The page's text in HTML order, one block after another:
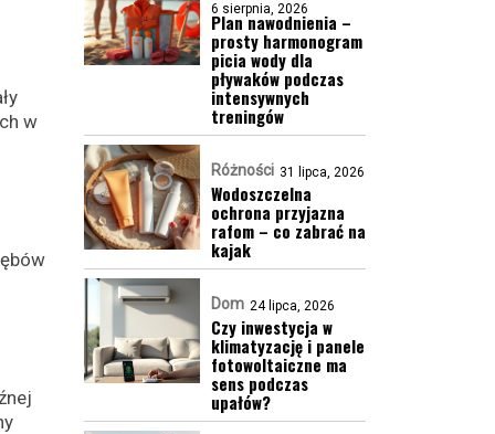
w
6 sierpnia, 2026
Plan nawodnienia –
prosty harmonogram
picia wody dla
pływaków podczas
intensywnych
treningów
Różności 31 lipca, 2026
Wodoszczelna
ochrona przyjazna
rafom – co zabrać na
kajak
Dom 24 lipca, 2026
Czy inwestycja w
klimatyzację i panele
fotowoltaiczne ma
sens podczas
upałów?